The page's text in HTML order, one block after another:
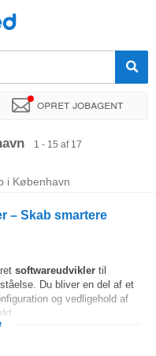
Opret jobagent
1 - 15 af 17
i København
– Skab smartere
softwareudvikler til
Du bliver en del af et
og vedligehold af